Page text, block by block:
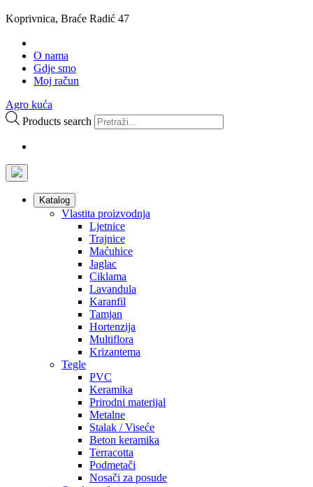
Koprivnica, Braće Radić 47
O nama
Gdje smo
Moj račun
Agro kuća
Products search
Katalog
Vlastita proizvodnja
Ljetnice
Trajnice
Maćuhice
Jaglac
Ciklama
Lavandula
Karanfil
Tamjan
Hortenzija
Multiflora
Krizantema
Tegle
PVC
Keramika
Prirodni materijal
Metalne
Stalak / Viseće
Beton keramika
Terracotta
Podmetači
Nosači za posude